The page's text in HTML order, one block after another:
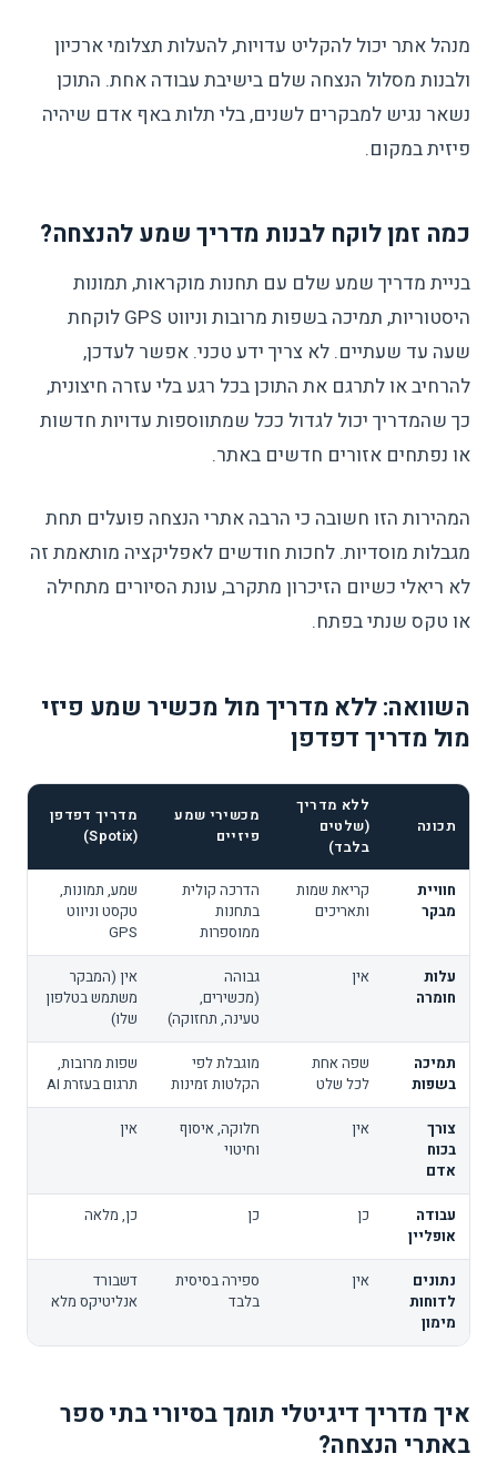
מנהל אתר יכול להקליט עדויות, להעלות תצלומי ארכיון
ולבנות מסלול הנצחה שלם בישיבת עבודה אחת. התוכן
נשאר נגיש למבקרים לשנים, בלי תלות באף אדם שיהיה
פיזית במקום.
כמה זמן לוקח לבנות מדריך שמע להנצחה?
בניית מדריך שמע שלם עם תחנות מוקראות, תמונות
היסטוריות, תמיכה בשפות מרובות וניווט GPS לוקחת
שעה עד שעתיים. לא צריך ידע טכני. אפשר לעדכן,
להרחיב או לתרגם את התוכן בכל רגע בלי עזרה חיצונית,
כך שהמדריך יכול לגדול ככל שמתווספות עדויות חדשות
או נפתחים אזורים חדשים באתר.
המהירות הזו חשובה כי הרבה אתרי הנצחה פועלים תחת
מגבלות מוסדיות. לחכות חודשים לאפליקציה מותאמת זה
לא ריאלי כשיום הזיכרון מתקרב, עונת הסיורים מתחילה
או טקס שנתי בפתח.
השוואה: ללא מדריך מול מכשיר שמע פיזי
מול מדריך דפדפן
תכונה
ללא מדריך
(שלטים
בלבד)
מכשירי שמע
פיזיים
מדריך דפדפן
(Spotix)
חוויית
מבקר
קריאת שמות
ותאריכים
הדרכה קולית
בתחנות
ממוספרות
שמע, תמונות,
טקסט וניווט
GPS
עלות
חומרה
אין
גבוהה
(מכשירים,
טעינה, תחזוקה)
אין (המבקר
משתמש בטלפון
שלו)
תמיכה
בשפות
שפה אחת
לכל שלט
מוגבלת לפי
הקלטות זמינות
שפות מרובות,
תרגום בעזרת AI
צורך
בכוח
אדם
אין
חלוקה, איסוף
וחיטוי
אין
עבודה
אופליין
כן כן כן, מלאה
נתונים
לדוחות
מימון
אין
ספירה בסיסית
בלבד
דשבורד
אנליטיקס מלא
איך מדריך דיגיטלי תומך בסיורי בתי ספר
באתרי הנצחה?